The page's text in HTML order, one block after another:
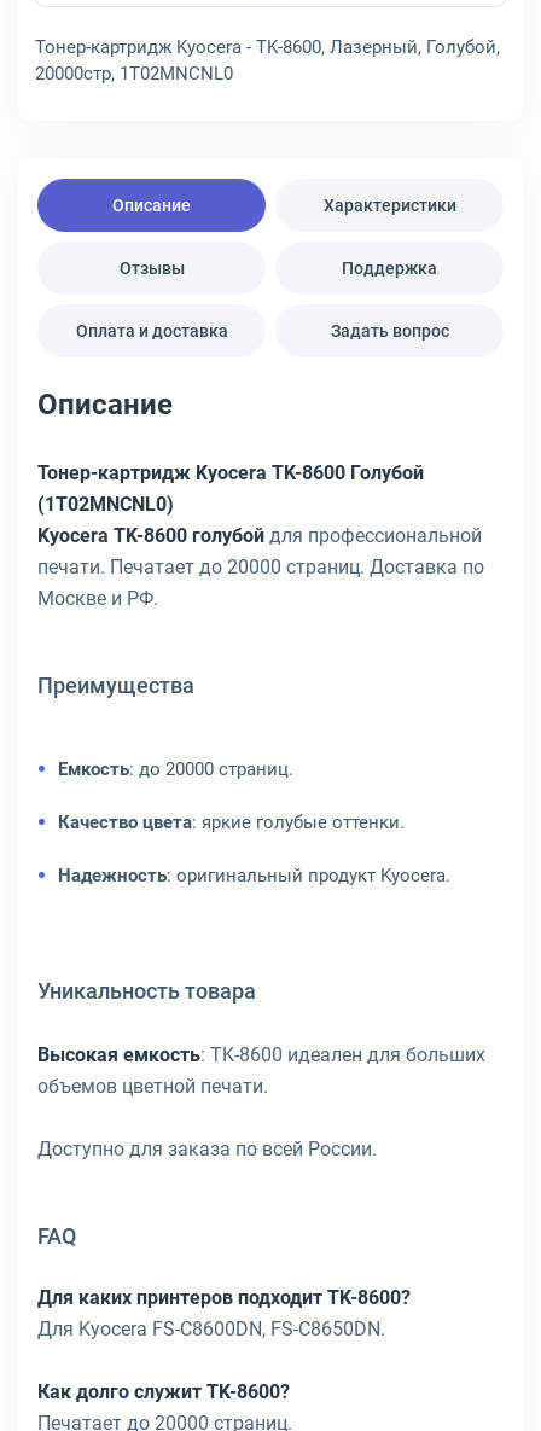
Тонер-картридж Kyocera - TK-8600, Лазерный, Голубой,
20000стр, 1T02MNCNL0
Описание Характеристики
Отзывы Поддержка
Оплата и доставка Задать вопрос
Описание
Тонер-картридж Kyocera TK-8600 Голубой
(1T02MNCNL0)
Kyocera TK-8600 голубой для профессиональной
печати. Печатает до 20000 страниц. Доставка по
Москве и РФ.
Преимущества
Емкость: до 20000 страниц.
Качество цвета: яркие голубые оттенки.
Надежность: оригинальный продукт Kyocera.
Уникальность товара
Высокая емкость: TK-8600 идеален для больших
объемов цветной печати.
Доступно для заказа по всей России.
FAQ
Для каких принтеров подходит TK-8600?
Для Kyocera FS-C8600DN, FS-C8650DN.
Как долго служит TK-8600?
Печатает до 20000 страниц.